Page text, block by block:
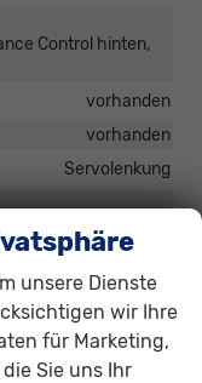
Control hinten,
vorhanden
vorhanden
Servolenkung
Tagfahrlicht,
Rückleuchten,
Tagfahrlicht,
Notrad
vorhanden
unsere Dienste
wir Ihre
für Marketing,
Sie uns Ihr